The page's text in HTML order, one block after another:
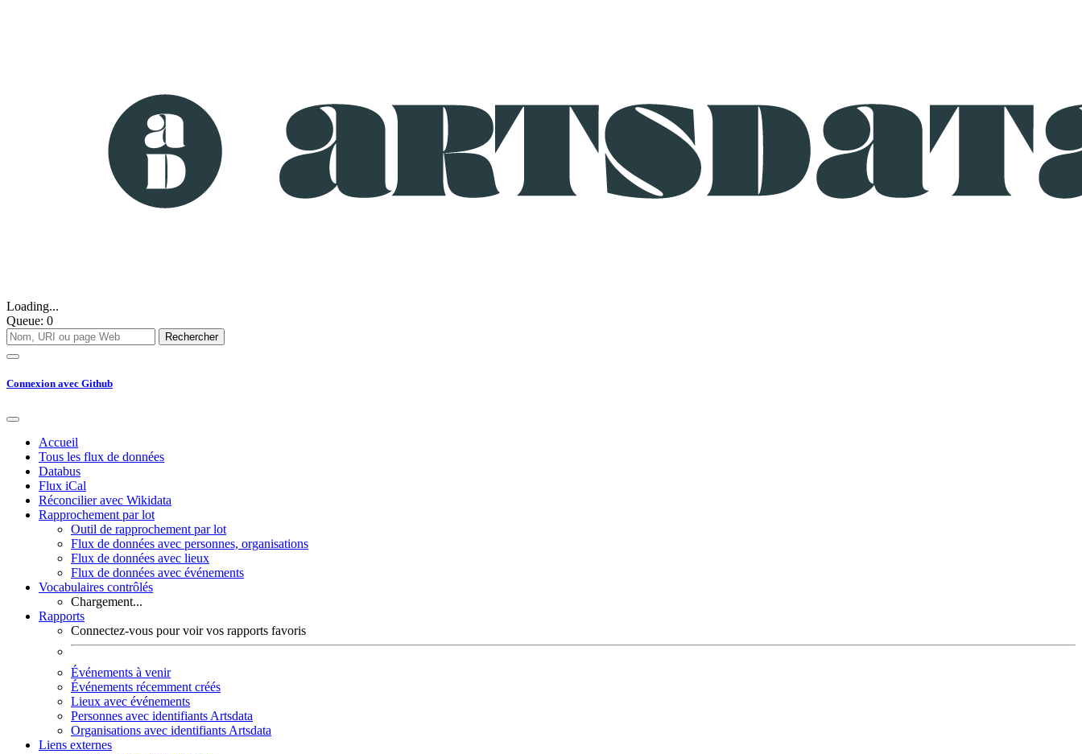
Loading...
Queue: 0
Rechercher
Connexion avec Github
Accueil
Tous les flux de données
Databus
Flux iCal
Réconcilier avec Wikidata
Rapprochement par lot
Outil de rapprochement par lot
Flux de données avec personnes, organisations
Flux de données avec lieux
Flux de données avec événements
Vocabulaires contrôlés
Chargement...
Rapports
Connectez-vous pour voir vos rapports favoris
Événements à venir
Événements récemment créés
Lieux avec événements
Personnes avec identifiants Artsdata
Organisations avec identifiants Artsdata
Liens externes